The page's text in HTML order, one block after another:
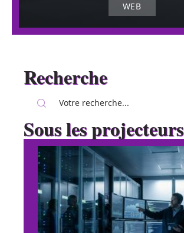
WEB
Recherche
Sous les projecteurs